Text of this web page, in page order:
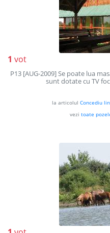
1 vot
P13 [AUG-2009] Se poate lua
sunt dotate cu TV
la articolul Concediu
vezi toate